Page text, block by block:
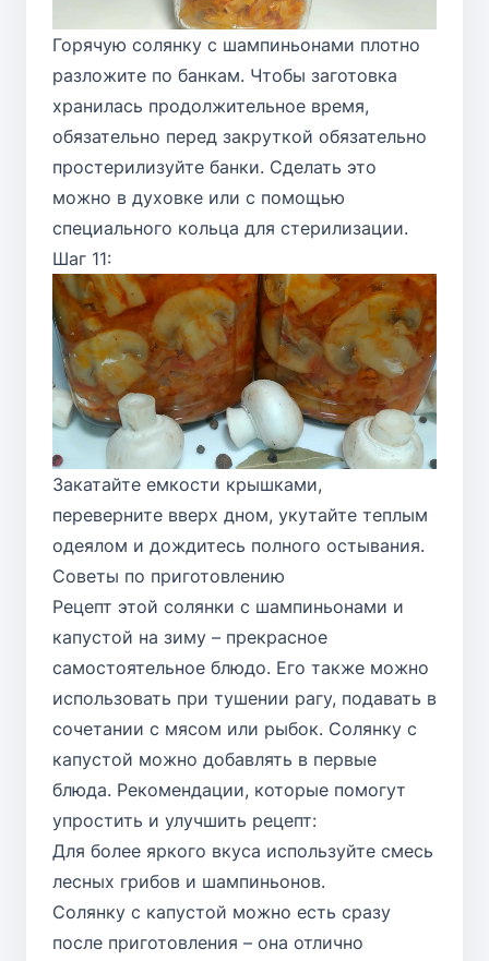
Горячую солянку с шампиньонами плотно
разложите по банкам. Чтобы заготовка
хранилась продолжительное время,
обязательно перед закруткой обязательно
простерилизуйте банки. Сделать это
можно в духовке или с помощью
специального кольца для стерилизации.
Шаг 11:
Закатайте емкости крышками,
переверните вверх дном, укутайте теплым
одеялом и дождитесь полного остывания.
Советы по приготовлению
Рецепт этой солянки с шампиньонами и
капустой на зиму – прекрасное
самостоятельное блюдо. Его также можно
использовать при тушении рагу, подавать в
сочетании с мясом или рыбок. Солянку с
капустой можно добавлять в первые
блюда. Рекомендации, которые помогут
упростить и улучшить рецепт:
Для более яркого вкуса используйте смесь
лесных грибов и шампиньонов.
Солянку с капустой можно есть сразу
после приготовления – она отлично